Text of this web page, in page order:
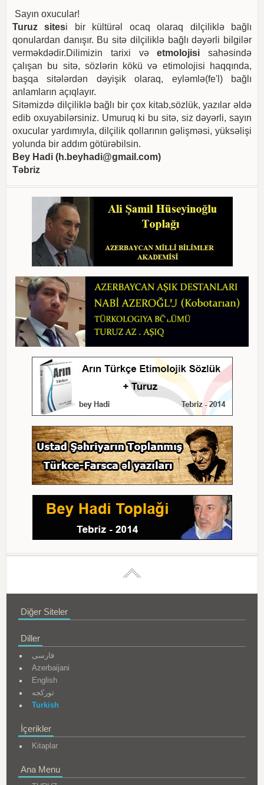
Sayın oxucular!
Turuz sitesi bir kültürəl ocaq olaraq dilçiliklə bağlı
qonulardan danışır. Bu sitə dilçiliklə bağlı dəyərli bilgilər
verməkdədir.Dilimizin tarixi vəetmolojisi sahəsində
çalışan bu sitə, sözlərin kökü və etimolojisi haqqında,
başqa sitələrdən dəyişik olaraq, eyləmlə(fe'l) bağlı
anlamların açıqlayır.
Sitəmizdə dilçiliklə bağlı bir çox kitab,sözlük, yazılar əldə
edib oxuyabilərsiniz. Umuruq ki bu sitə, siz dəyərli, sayın
oxucular yardımıyla, dilçilik qollarının gəlişməsi, yüksəlişi
yolunda bir addım götürəbilsin.
Bey Hadi (h.beyhadi@gmail.com)
Təbriz
Diğer Siteler
Diller
فارسی
Azerbaijani
English
تورکجه
Turkish
İçerikler
Kitaplar
Ana Menu